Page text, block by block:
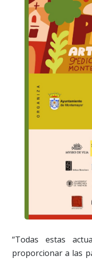
“Todas estas
proporcionar a las